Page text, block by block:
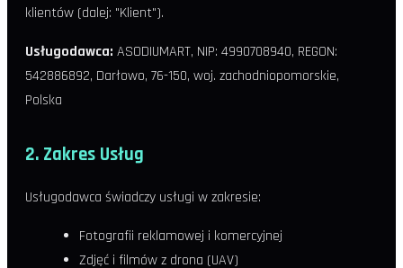
klientów (dalej: "Klient").
Usługodawca: ASODIUMART, NIP: 4990708940, REGON:
542886892, Darłowo, 76-150, woj. zachodniopomorskie,
Polska
2. Zakres Usług
Usługodawca świadczy usługi w zakresie:
Fotografii reklamowej i komercyjnej
Zdjęć i filmów z drona (UAV)